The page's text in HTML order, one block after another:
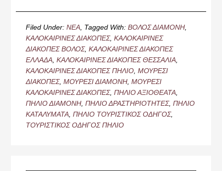
Filed Under:ΝΕΑ Tagged With:ΒΟΛΟΣ ΔΙΑΜΟΝΗ
ΚΑΛΟΚΑΙΡΙΝΕΣ ΔΙΑΚΟΠΕΣ,ΚΑΛΟΚΑΙΡΙΝΕΣ
ΔΙΑΚΟΠΕΣ ΒΟΛΟΣ,ΚΑΛΟΚΑΙΡΙΝΕΣ ΔΙΑΚΟΠΕΣ
ΕΛΛΑΔΑ ,ΚΑΛΟΚΑΙΡΙΝΕΣ ΔΙΑΚΟΠΕΣ ΘΕΣΣΑΛΙΑ
ΚΑΛΟΚΑΙΡΙΝΕΣ ΔΙΑΚΟΠΕΣ ΠΗΛΙΟ ,ΜΟΥΡΕΣΙ
ΔΙΑΚΟΠΕΣ,ΜΟΥΡΕΣΙ ΔΙΑΜΟΝΗ ,ΜΟΥΡΕΣΙ
ΚΑΛΟΚΑΙΡΙΝΕΣ ΔΙΑΚΟΠΕΣ,ΠΗΛΙΟ ΑΞΙΟΘΕΑΤΑ
ΠΗΛΙΟ ΔΙΑΜΟΝΗ ,ΠΗΛΙΟ ΔΡΑΣΤΗΡΙΟΤΗΤΕΣ,ΠΗΛΙΟ
ΚΑΤΑΛΥΜΑΤΑ ,ΠΗΛΙΟ ΤΟΥΡΙΣΤΙΚΟΣ ΟΔΗΓΟΣ,
ΤΟΥΡΙΣΤΙΚΟΣ ΟΔΗΓΟΣ ΠΗΛΙΟ